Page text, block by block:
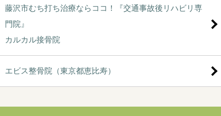
藤沢市むち打ち治療ならココ！『交通事故後リハビリ専
門院』
カルカル接骨院
エビス整骨院（東京都恵比寿）